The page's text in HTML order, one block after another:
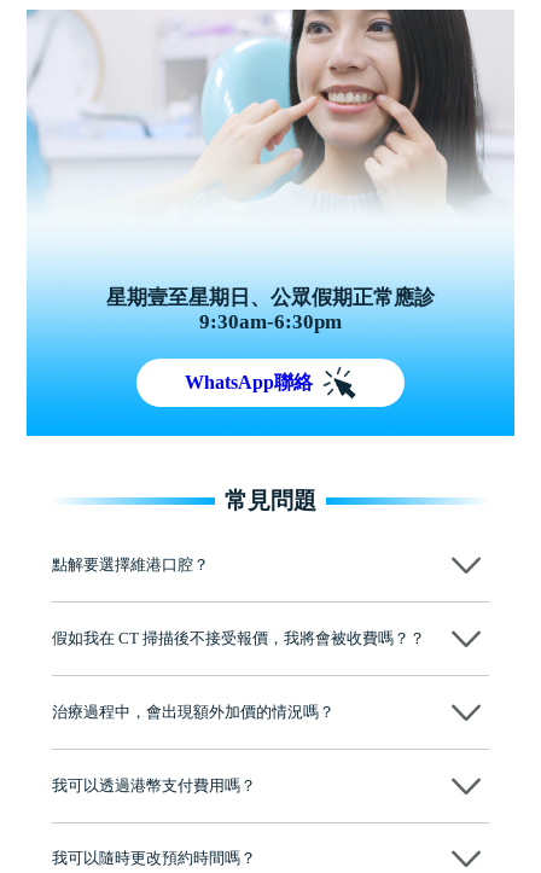
星期壹至星期日、公眾假期正常應診
9:30am-6:30pm
WhatsApp聯絡
常見問題
點解要選擇維港口腔？
維港口腔踐行「醫道濟世」的大學校訓，各分院匯聚來自香港、內地的
牌」、「2025香港企業領袖品牌」，是諾貝爾種植系統全球放心植牙中
至今已服務超過三十個國家和地區的顧客，受到粵港澳大灣區及周邊城
市市民極高的口碑評價及信任推薦 珠海、深圳設有八大分院，香港亦設
有咨詢及服務保障中心，有任何問題都可以隨時預約免費咨詢，讓人十
假如我在 CT 掃描後不接受報價，我將會被收費嗎？？
治療過程中，會出現額外加價的情況嗎？
我可以透過港幣支付費用嗎？
我可以隨時更改預約時間嗎？